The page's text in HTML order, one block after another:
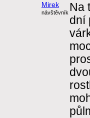
Mirek
návštěvník Na
dní